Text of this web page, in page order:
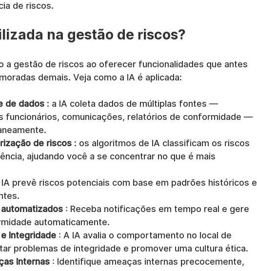
de riscos.
na gestão de riscos?
a gestão de riscos ao oferecer funcionalidades que antes
demais. Veja como a IA é aplicada:
de dados : a IA coleta dados de múltiplas fontes —
funcionários, comunicações, relatórios de conformidade —
de riscos : os algoritmos de IA classificam os riscos
ajudando você a se concentrar no que é mais
IA prevê riscos potenciais com base em padrões históricos e
: Receba notificações em tempo real e gere
automaticamente.
Integridade : A IA avalia o comportamento no local de
problemas de integridade e promover uma cultura ética.
Internas : Identifique ameaças internas precocemente,